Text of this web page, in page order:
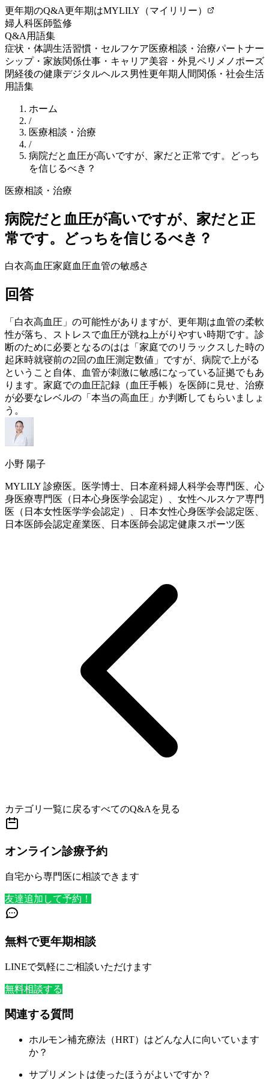
更年期のQ&A更年期はMYLILY（マイリリー）
婦人科医師監修
Q&A 用語集
症状・体調生活習慣・セルフケア医療相談・治療パートナー
シップ・家族関係仕事・キャリア美容・外見ペリメノポーズ
閉経後の健康デジタルヘルス男性更年期 人間関係・社会生活
用語集
ホーム
/
医療相談・治療
/
病院だと血圧が高いですが、家だと正常です。どっち
を信じるべき？
医療相談・治療
病院だと血圧が高いですが、家だと正
常です。どっちを信じるべき？
白衣高血圧家庭血圧血管の敏感さ
回答
「白衣高血圧」の可能性がありますが、 更年期は血管の柔軟
性が落ち、ストレスで血圧が跳ね上がりやすい時期です。診
断のために必要となるのはは「家庭でのリラックスした時の
起床時就寝前の2回の血圧測定数値」ですが、病院で上がる
ということ自体、血管が刺激に敏感になっている証拠でもあ
ります。家庭での血圧記録（血圧手帳）を医師に見せ、治療
が必要なレベルの「本当の高血圧」か判断してもらいましょ
う。
小野 陽子
MYLILY 診療医。医学博士、日本産科婦人科学会専門医、心
身医療専門医（日本心身医学会認定）、女性ヘルスケア専門
医（日本女性医学学会認定）、日本女性心身医学会認定医、
日本医師会認定産業医、日本医師会認定健康スポーツ医
カテゴリ一覧に戻るすべてのQ&Aを見る
オンライン診療予約
自宅から専門医に相談できます
友達追加して予約！
無料で更年期相談
LINEで気軽にご相談いただけます
無料相談する
関連する質問
ホルモン補充療法（HRT）はどんな人に向いています
か？
サプリメントは使ったほうがよいですか？